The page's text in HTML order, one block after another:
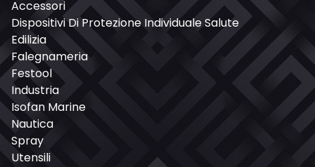
Accessori
Dispositivi Di Protezione Individuale Salute
Edilizia
Falegnameria
Festool
Industria
Isofan Marine
Nautica
Spray
Utensili